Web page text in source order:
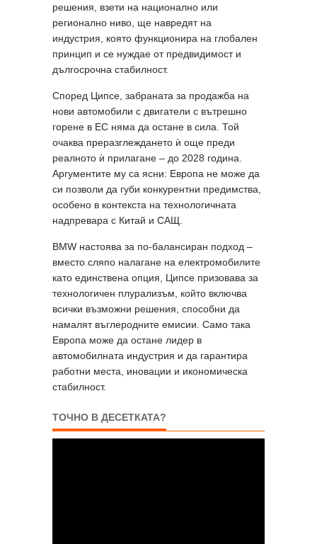
решения, взети на национално или
регионално ниво, ще навредят на
индустрия, която функционира на глобален
принцип и се нуждае от предвидимост и
дългосрочна стабилност.
Според Ципсе, забраната за продажба на
нови автомобили с двигатели с вътрешно
горене в ЕС няма да остане в сила. Той
очаква преразглеждането ѝ още преди
реалното ѝ прилагане – до 2028 година.
Аргументите му са ясни: Европа не може да
си позволи да губи конкурентни предимства,
особено в контекста на технологичната
надпревара с Китай и САЩ.
BMW настоява за по-балансиран подход –
вместо сляпо налагане на електромобилите
като единствена опция, Ципсе призовава за
технологичен плурализъм, който включва
всички възможни решения, способни да
намалят въглеродните емисии. Само така
Европа може да остане лидер в
автомобилната индустрия и да гарантира
работни места, иновации и икономическа
стабилност.
ТОЧНО В ДЕСЕТКАТА?